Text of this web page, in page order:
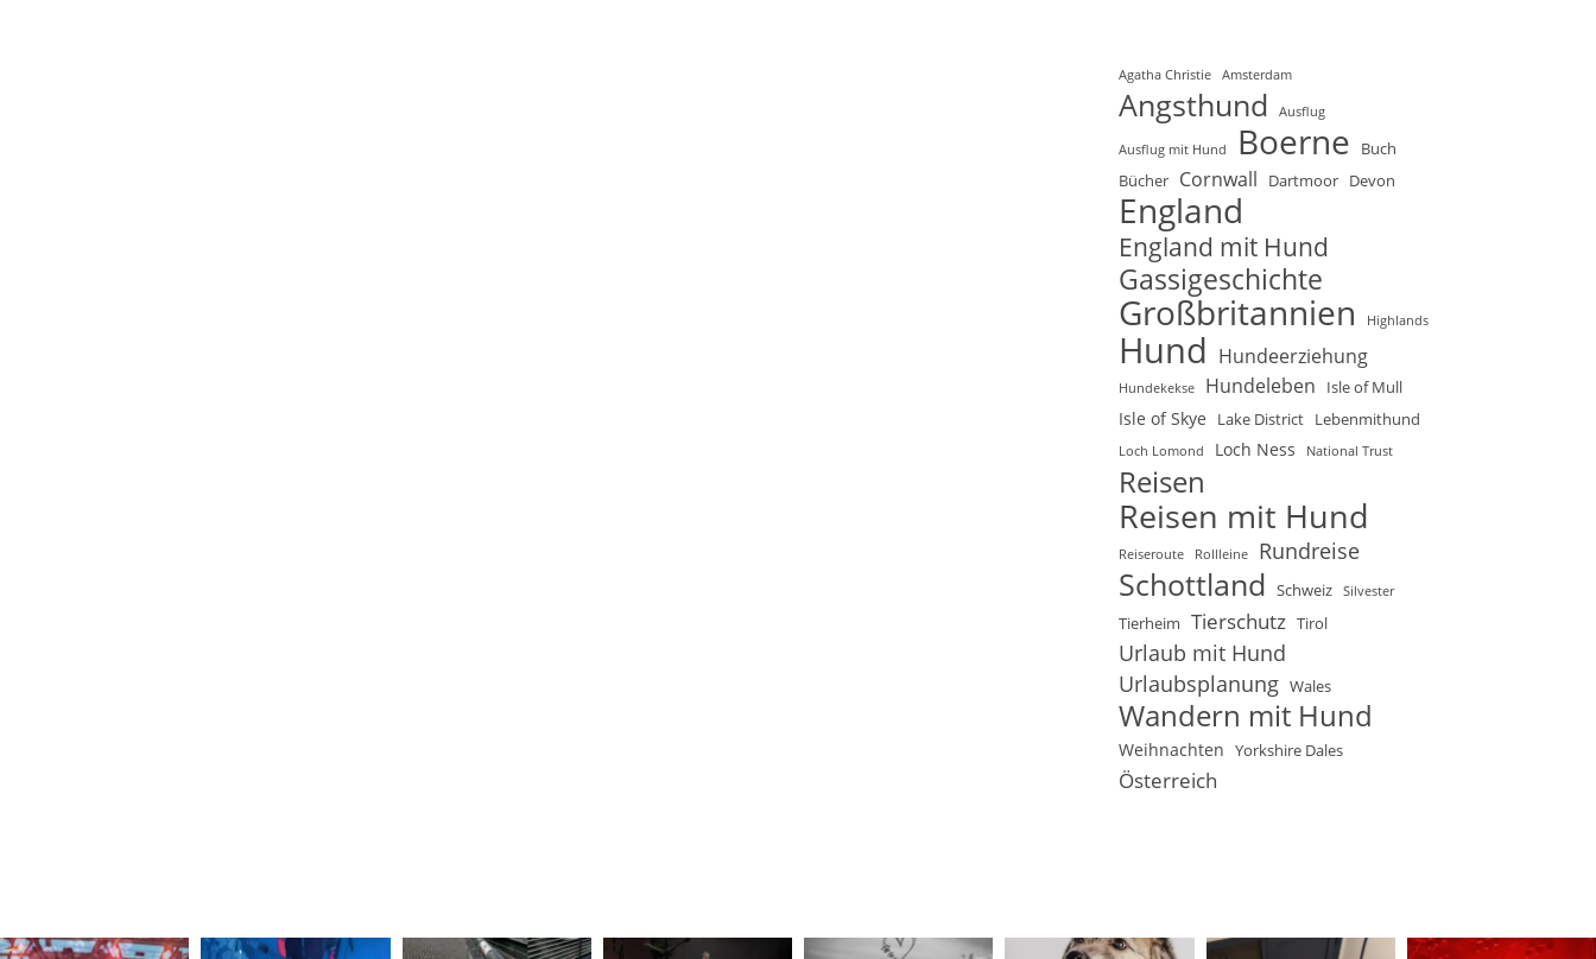
Agatha Christie Amsterdam
Angsthund Ausflug
Ausflug mit Hund Boerne
Buch
Bücher Cornwall Dartmoor Devon
England
England mit Hund
Gassigeschichte
Großbritannien Highlands
Hund Hundeerziehung
Hundekekse Hundeleben Isle of Mull
Isle of Skye Lake District Lebenmithund
Loch Lomond Loch Ness National Trust
Reisen
Reisen mit Hund
Reiseroute Rollleine Rundreise
Schottland Schweiz Silvester
Tierheim Tierschutz Tirol
Urlaub mit Hund
Urlaubsplanung Wales
Wandern mit Hund
Weihnachten Yorkshire Dales
Österreich